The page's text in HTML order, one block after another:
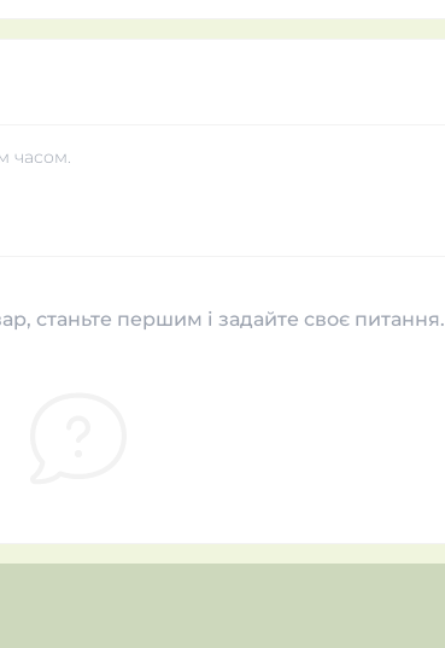
часом.
станьте першим і задайте своє питання.